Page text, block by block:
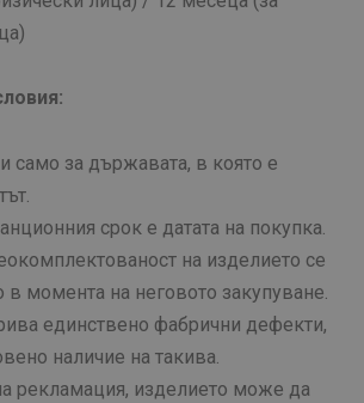
само за държавата, в която е
срок е датата на покупка.
на изделието се
момента на неговото закупуване.
единствено фабрични дефекти,
наличие на такива.
рекламация, изделието може да